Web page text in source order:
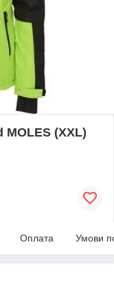
MOLES (XXL)
Оплата Умови